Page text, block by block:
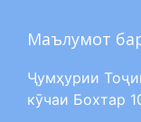
Маълумот
Ҷумҳурии
кӯчаи Бохтар